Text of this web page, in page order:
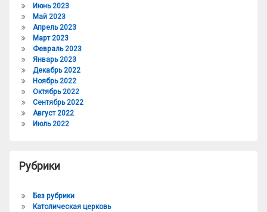
Июнь 2023
Май 2023
Апрель 2023
Март 2023
Февраль 2023
Январь 2023
Декабрь 2022
Ноябрь 2022
Октябрь 2022
Сентябрь 2022
Август 2022
Июль 2022
Рубрики
Без рубрики
Католическая церковь